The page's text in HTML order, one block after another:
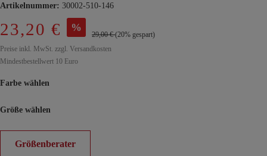
Artikelnummer: 30002-510-146
23,20 € %
29,00 €(20% gespart)
Preise inkl. MwSt. zzgl. Versandkosten
Mindestbestellwert 10 Euro
Farbe wählen
Größe wählen
Größenberater